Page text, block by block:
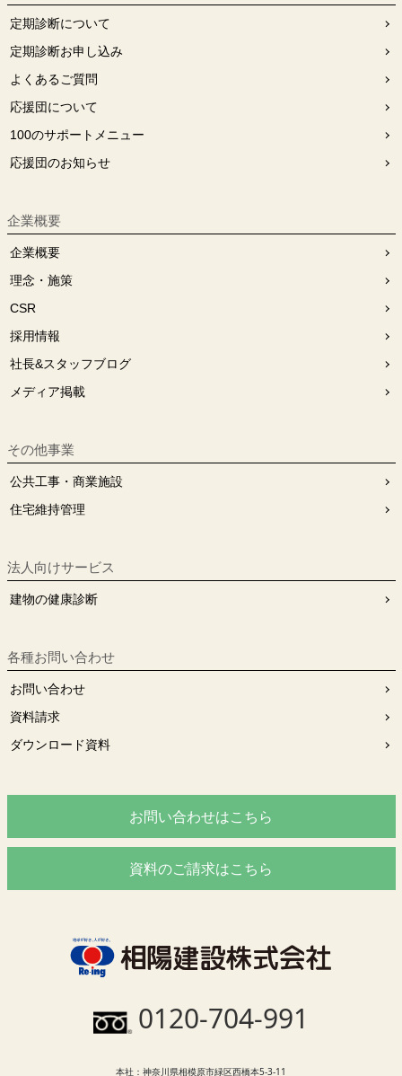
定期診断について
定期診断お申し込み
よくあるご質問
応援団について
100のサポートメニュー
応援団のお知らせ
企業概要
企業概要
理念・施策
CSR
採用情報
社長&スタッフブログ
メディア掲載
その他事業
公共工事・商業施設
住宅維持管理
法人向けサービス
建物の健康診断
各種お問い合わせ
お問い合わせ
資料請求
ダウンロード資料
お問い合わせはこちら
資料のご請求はこちら
0120-704-991
本社：神奈川県相模原市緑区西橋本5-3-11